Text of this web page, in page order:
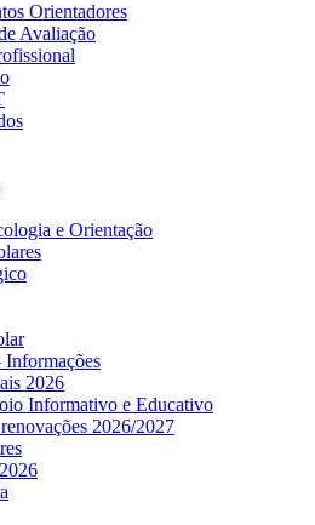
Orientadores
Avaliação
e Orientação
2026
Informativo e Educativo
2026/2027